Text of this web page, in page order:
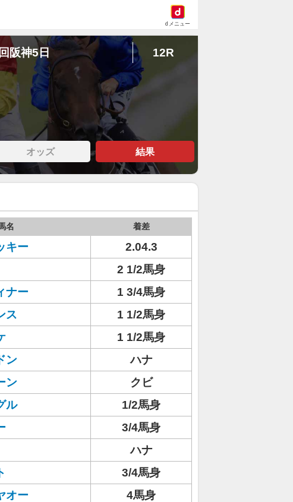
dメニュー
阪神5日 12R
オッズ 結果
名 着差
キー
2.04.3
2 1/2馬身
ナー
1 3/4馬身
ス
1 1/2馬身
1 1/2馬身
ン
ハナ
ン
クビ
ル
1/2馬身
3/4馬身
ハナ
3/4馬身
オー 4馬身